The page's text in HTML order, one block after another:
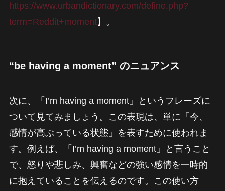
https://www.urbandictionary.com/define.php?
term=Reddit+moment】。
“be having a moment” のニュアンス
次に、「I’m having a moment」というフレーズに
ついて見てみましょう。この表現は、単に「今、
感情が高ぶっている状態」を表すために使われま
す。例えば、「I’m having a moment」と言うこと
で、怒りや悲しみ、興奮などの強い感情を一時的
に抱えていることを伝えるのです。この使い方